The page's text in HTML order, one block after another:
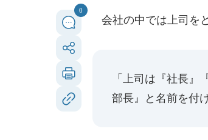
0
会社の中では上司を
「上司は『社長
部長』と名前を付